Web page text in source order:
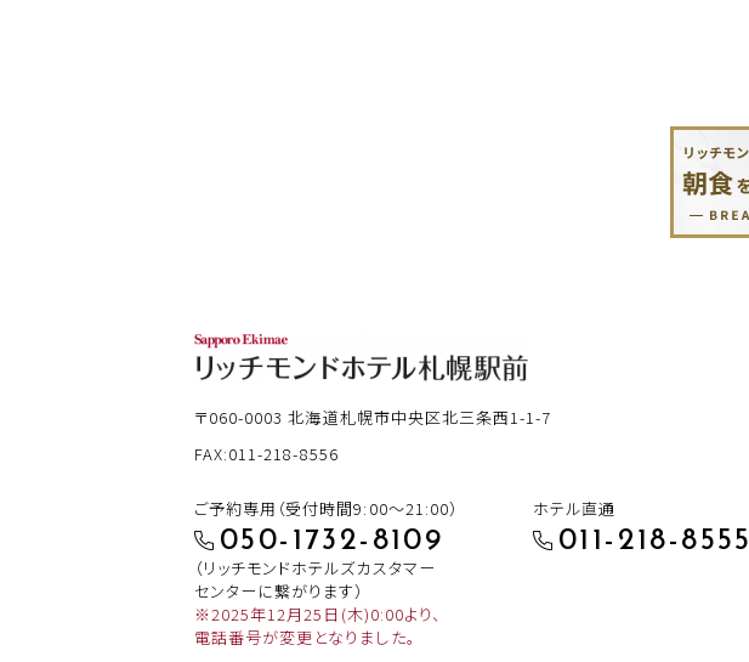
〒060-0003北海道札幌市中央区北三条西1-1-7
FAX:011-218-8556
ご予約専用（受付時間9:00～21:00）
050-1732-8109
（リッチモンドホテルズカスタマー
センターに繋がります）
※2025年12月25日(木)0:00より、
電話番号が変更となりました。
ホテル直通
011-218-8555